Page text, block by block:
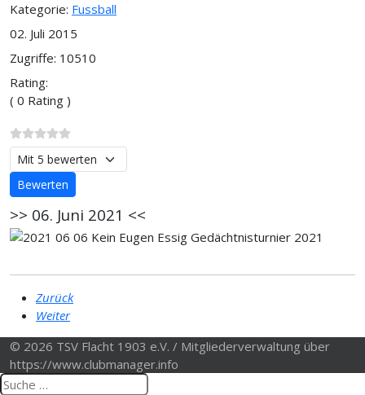
Kategorie: Fussball
02. Juli 2015
Zugriffe: 10510
Rating:
( 0 Rating )
Bitte bewerten
>> 06. Juni 2021 <<
Zurück
Weiter
© 2026 TSV Flacht 1903 e.V. / Mitgliederverwaltung über
https://www.clubmanager.info